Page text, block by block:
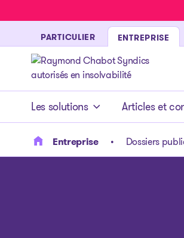
PARTICULIER ENTREPRISE
- page d’accueil
Les solutions Articles et
Entreprise Dossiers